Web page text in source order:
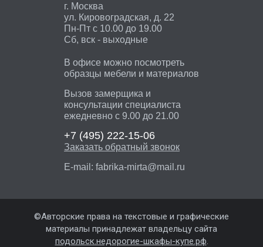
г. Москва
ул. Кировоградская, д. 22
Пн-Пт с 10.00 до 19.00
Сб, вск - выходные
В офисе можно посмотреть
образцы мебели и материалов
Вызов замерщика и
консультации специалиста
ежедневно с 9.00 до 21.00
+7 (495) 222-15-06
Заказать обратный звонок
E-mail: fabrika-mirta@mail.ru
©Авторские права на текстовые и графические
материалы принадлежат владельцу сайта
подольск.недорогие-шкафы-купе.рф.